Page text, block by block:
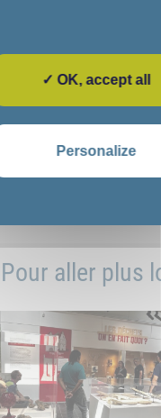
Pour aller plus
✓ OK, accept all
Personalize